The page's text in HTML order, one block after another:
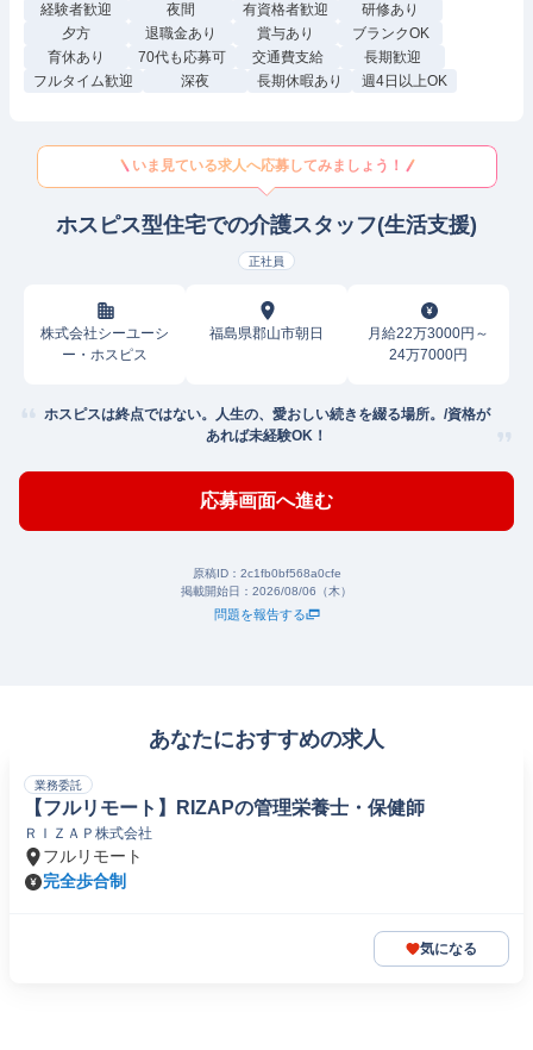
経験者歓迎
夜間 有資格者歓迎
研修あり
夕方
退職金あり 賞与あり
ブランクOK
育休あり
70代も応募可 交通費支給
長期歓迎
フルタイム歓迎
深夜 長期休暇あり 週4日以上OK
いま見ている求人へ応募してみましょう！
ホスピス型住宅での介護スタッフ(生活支援)
正社員
株式会社シーユーシ
ー・ホスピス
福島県郡山市朝日
月給22万3000円～
24万7000円
ホスピスは終点ではない。人生の、愛おしい続きを綴る場所。/資格が
あれば未経験OK！
応募画面へ進む
原稿ID： 2c1fb0bf568a0cfe
掲載開始日： 2026/08/06（木）
問題を報告する
あなたにおすすめの求人
業務委託
【フルリモート】RIZAPの管理栄養士・保健師
ＲＩＺＡＰ株式会社
フルリモート
完全歩合制
気になる